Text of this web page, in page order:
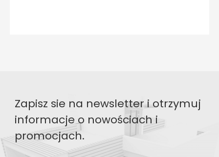
Zapisz sie na newsletter i otrzymuj
informacje o nowościach i
promocjach.